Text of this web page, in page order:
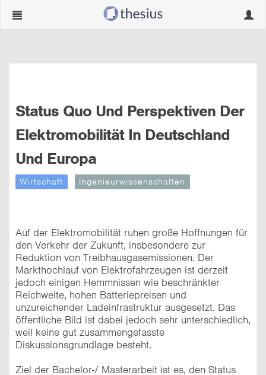
Navigation
Status Quo Und Perspektiven Der
Elektromobilität In Deutschland
Und Europa
Wirtschaft Ingenieurwissenschaften
Auf der Elektromobilität ruhen große Hoffnungen für
den Verkehr der Zukunft, insbesondere zur
Reduktion von Treibhausgasemissionen. Der
Markthochlauf von Elektrofahrzeugen ist derzeit
jedoch einigen Hemmnissen wie beschränkter
Reichweite, hohen Batteriepreisen und
unzureichender Ladeinfrastruktur ausgesetzt. Das
öffentliche Bild ist dabei jedoch sehr unterschiedlich,
weil keine gut zusammengefasste
Diskussionsgrundlage besteht.
Ziel der Bachelor-/ Masterarbeit ist es, den Status